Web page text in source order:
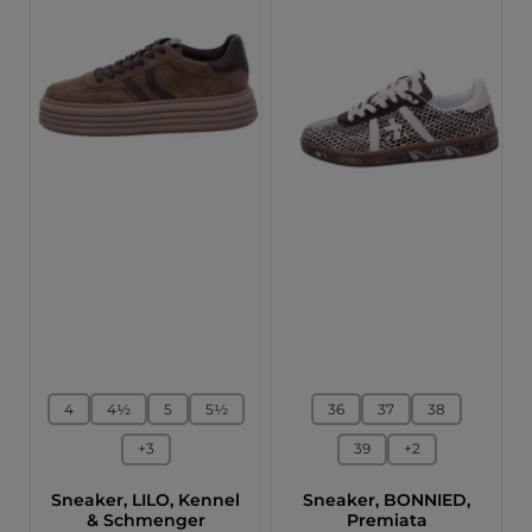
Größeauswählen
4 4½ 5 5½
+3
Sneaker, LILO, Kennel
& Schmenger
Größe auswählen
36 37 38
39 +2
Sneaker, BONNIED,
Premiata